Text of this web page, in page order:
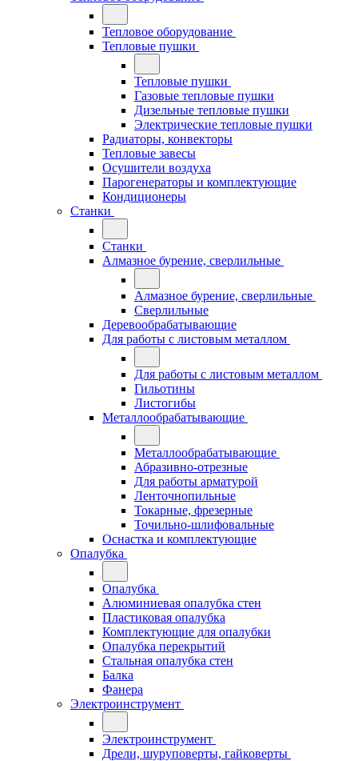
Тепловое оборудование
Тепловые пушки
Тепловые пушки
Газовые тепловые пушки
Дизельные тепловые пушки
Электрические тепловые пушки
Радиаторы, конвекторы
Тепловые завесы
Осушители воздуха
Парогенераторы и комплектующие
Кондиционеры
Станки
Станки
Алмазное бурение, сверлильные
Алмазное бурение, сверлильные
Сверлильные
Деревообрабатывающие
Для работы с листовым металлом
Для работы с листовым металлом
Гильотины
Листогибы
Металлообрабатывающие
Металлообрабатывающие
Абразивно-отрезные
Для работы арматурой
Ленточнопильные
Токарные, фрезерные
Точильно-шлифовальные
Оснастка и комплектующие
Опалубка
Опалубка
Алюминиевая опалубка стен
Пластиковая опалубка
Комплектующие для опалубки
Опалубка перекрытий
Стальная опалубка стен
Балка
Фанера
Электроинструмент
Электроинструмент
Дрели, шуруповерты, гайковерты